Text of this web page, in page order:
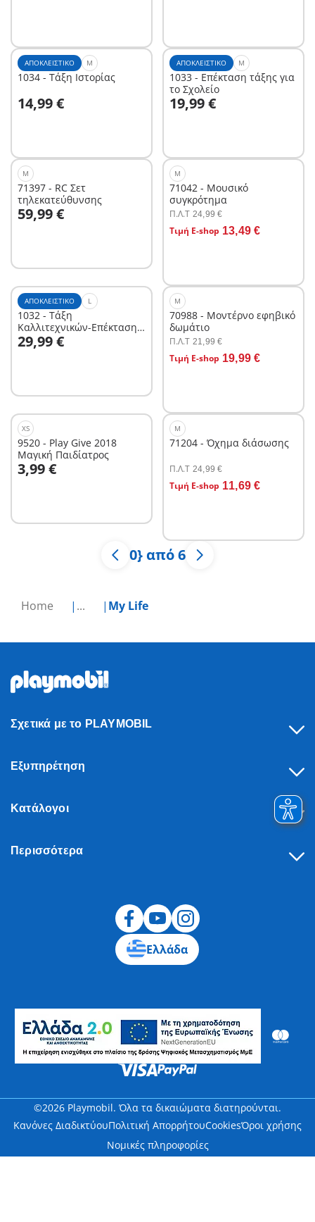
Home ... My Life
ΑΠΟΚΛΕΙΣΤΙΚΌ M
1034 - Τάξη Ιστορίας
14,99 €
ΑΠΟΚΛΕΙΣΤΙΚΌ M
1033 - Επέκταση τάξης για
το Σχολείο
19,99 €
Στο καλάθι
M
71397 - RC Σετ
τηλεκατεύθυνσης
59,99 €
Στο καλάθι
M
71042 - Μουσικό
συγκρότημα
Π.Λ.T 24,99 €
Τιμή E-shop 13,49 €
Στο καλάθι
ΑΠΟΚΛΕΙΣΤΙΚΌ L
1032 - Τάξη
Καλλιτεχνικών-Επέκταση
για το Σχολείο
29,99 €
Στο καλάθι
M
70988 - Μοντέρνο εφηβικό
δωμάτιο
Π.Λ.T 21,99 €
Τιμή E-shop 19,99 €
Στο καλάθι
XS
9520 - Play Give 2018
Μαγική Παιδίατρος
3,99 €
Στο καλάθι
M
71204 - Όχημα διάσωσης
Π.Λ.T 24,99 €
Τιμή E-shop 11,69 €
Στο καλάθι
0} από 6
Σχετικά με το PLAYMOBIL
Εξυπηρέτηση
Κατάλογοι
Περισσότερα
Ελλάδα
©2026 Playmobil. Όλα τα δικαιώματα διατηρούνται.
Κανόνες ΔιαδικτύουΠολιτική ΑπορρήτουCookiesΌροι χρήσης
Νομικές πληροφορίες